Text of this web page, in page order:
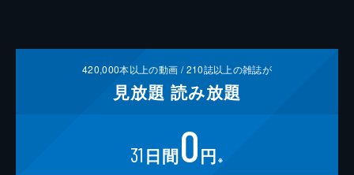
420,000本以上の動画 /210誌以上の雑誌が
見放題 読み放題
31 日間0円 ※